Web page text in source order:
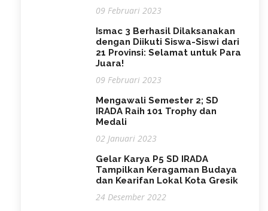
09 Februari 2023
Ismac 3 Berhasil Dilaksanakan
dengan Diikuti Siswa-Siswi dari
21 Provinsi: Selamat untuk Para
Juara!
09 Februari 2023
Mengawali Semester 2; SD
IRADA Raih 101 Trophy dan
Medali
02 Januari 2023
Gelar Karya P5 SD IRADA
Tampilkan Keragaman Budaya
dan Kearifan Lokal Kota Gresik
24 Desember 2022